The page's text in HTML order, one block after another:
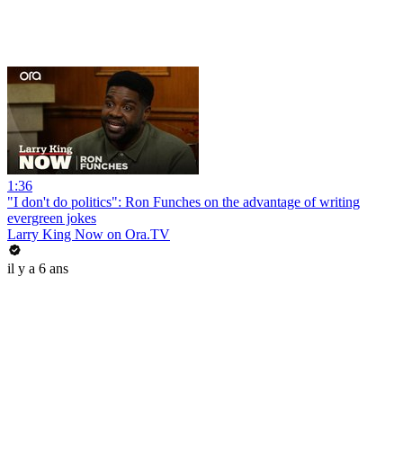
1:36
"I don't do politics": Ron Funches on the advantage of writing
evergreen jokes
Larry King Now on Ora.TV
il y a 6 ans